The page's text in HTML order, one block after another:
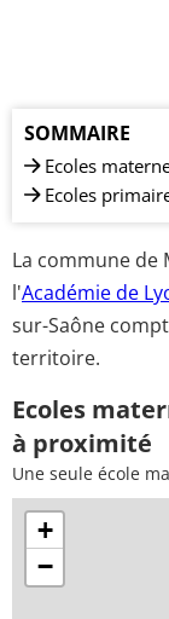
SOMMAIRE
Ecoles
Ecoles
La commune de
l'Académie de
sur-Saône
territoire.
Ecoles
à proximité
Une seule école
+
−